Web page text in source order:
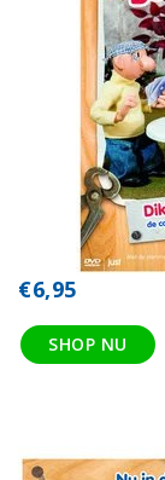
€6,95
SHOP NU